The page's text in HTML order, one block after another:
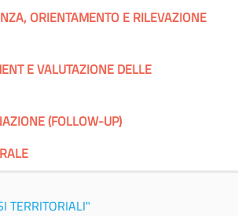
ORIENTAMENTO E RILEVAZIONE
E VALUTAZIONE DELLE
(FOLLOW-UP)
TERRITORIALI"